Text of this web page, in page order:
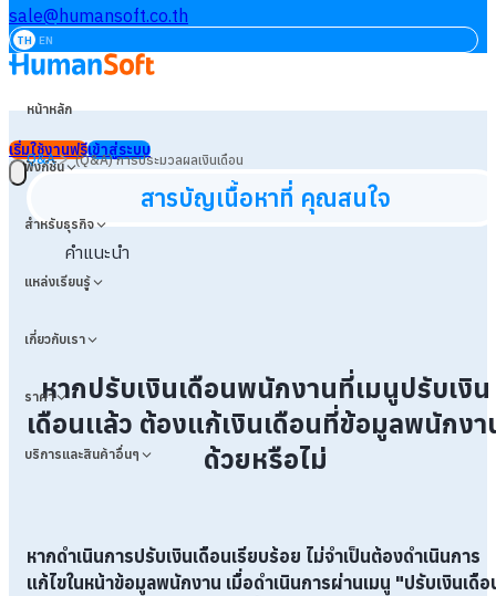
sale@humansoft.co.th
TH EN
หน้าหลัก
ฟังก์ชัน
สำหรับธุรกิจ
แหล่งเรียนรู้
เกี่ยวกับเรา
ราคา
บริการและสินค้าอื่นๆ
เริ่มใช้งานฟรีเข้าสู่ระบบ
Q&A>(Q&A) การประมวลผลเงินเดือน
สารบัญเนื้อหาที่ คุณสนใจ
คำแนะนำ
หากปรับเงินเดือนพนักงานที่เมนูปรับเงิน
เดือนเเล้ว ต้องแก้เงินเดือนที่ข้อมูลพนักง
ด้วยหรือไม่
หากดำเนินการปรับเงินเดือนเรียบร้อย ไม่จำเป็นต้องดำเนินการ
แก้ไขในหน้าข้อมูลพนักงาน เมื่อดำเนินการผ่านเมนู "ปรับเงินเดือ